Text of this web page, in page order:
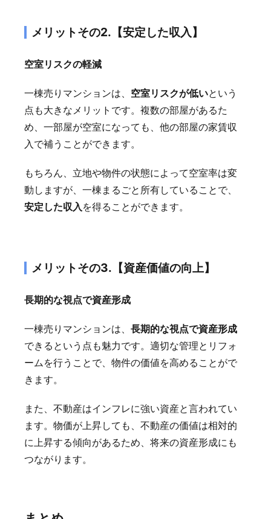
メリットその2.【安定した収入】
空室リスクの軽減
一棟売りマンションは、 空室リスクが低いという
点も大きなメリットです。複数の部屋があるた
め、一部屋が空室になっても、他の部屋の家賃収
入で補うことができます。
もちろん、立地や物件の状態によって空室率は変
動しますが、一棟まるごと所有していることで、
安定した収入を得ることができます。
メリットその3.【資産価値の向上】
長期的な視点で資産形成
一棟売りマンションは、長期的な視点で資産形成
できるという点も魅力です。適切な管理とリフォ
ームを行うことで、物件の価値を高めることがで
きます。
また、不動産はインフレに強い資産と言われてい
ます。物価が上昇しても、不動産の価値は相対的
に上昇する傾向があるため、将来の資産形成にも
つながります。